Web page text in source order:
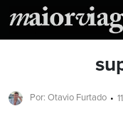
Por: Otavio Furtado